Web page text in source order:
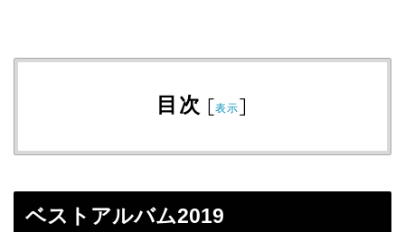
目次 [表示]
ベストアルバム2019